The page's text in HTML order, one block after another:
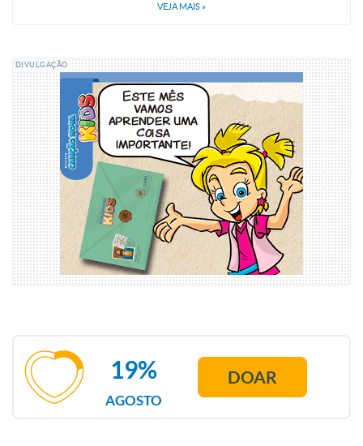
VEJA MAIS »
DIVULGAÇÃO
AGOSTO
19% DOAR